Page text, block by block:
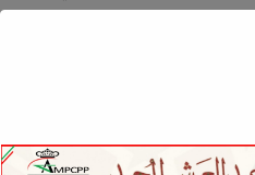
استشفائية روبوتية، ومركز
المتقدمة والبحث الفيزيولوجي.